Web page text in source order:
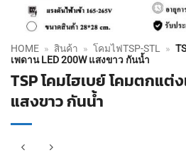
HOME » สินค้า » โคมไฟTSP-STL »
เพดาน LED 200W แสงขาว กันน้ำ
TSP โคมไฮเบย์ โคมตกแต่
แสงขาว กันน้ำ